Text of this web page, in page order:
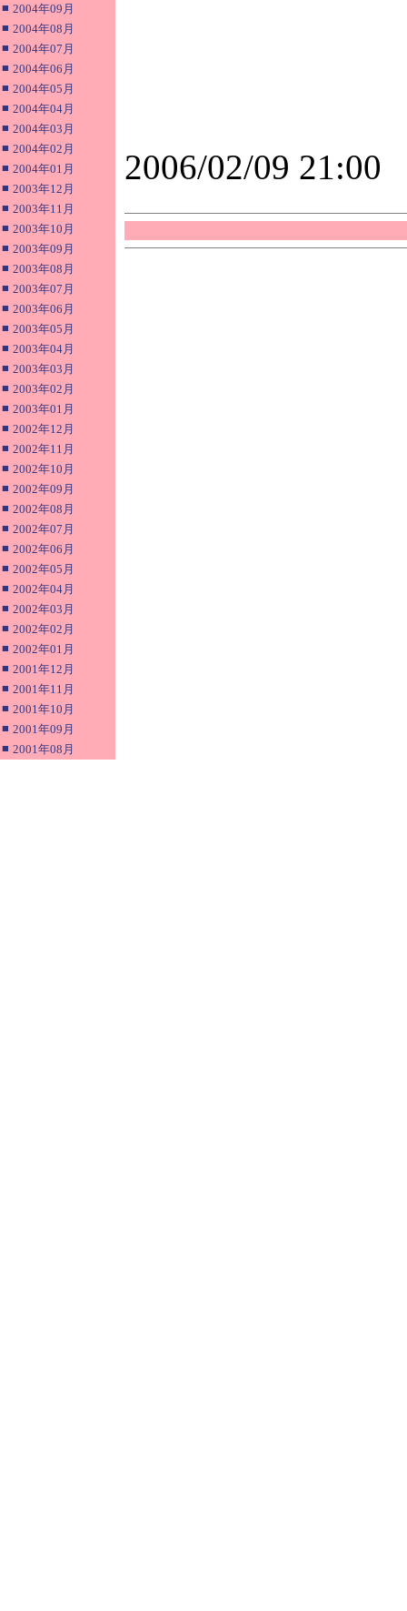
■ 2004年09月
■ 2004年08月
■ 2004年07月
■ 2004年06月
■ 2004年05月
■ 2004年04月
■ 2004年03月
■ 2004年02月
■ 2004年01月
■ 2003年12月
■ 2003年11月
■ 2003年10月
■ 2003年09月
■ 2003年08月
■ 2003年07月
■ 2003年06月
■ 2003年05月
■ 2003年04月
■ 2003年03月
■ 2003年02月
■ 2003年01月
■ 2002年12月
■ 2002年11月
■ 2002年10月
■ 2002年09月
■ 2002年08月
■ 2002年07月
■ 2002年06月
■ 2002年05月
■ 2002年04月
■ 2002年03月
■ 2002年02月
■ 2002年01月
■ 2001年12月
■ 2001年11月
■ 2001年10月
■ 2001年09月
■ 2001年08月
2006/02/09 21:00